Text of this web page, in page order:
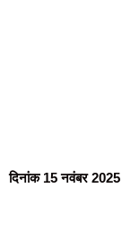
दिनांक 15 नवंबर 2025